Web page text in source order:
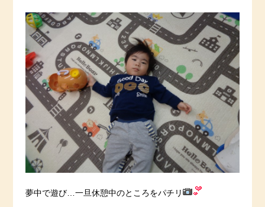
夢中で遊び…一旦休憩中のところをパチリ